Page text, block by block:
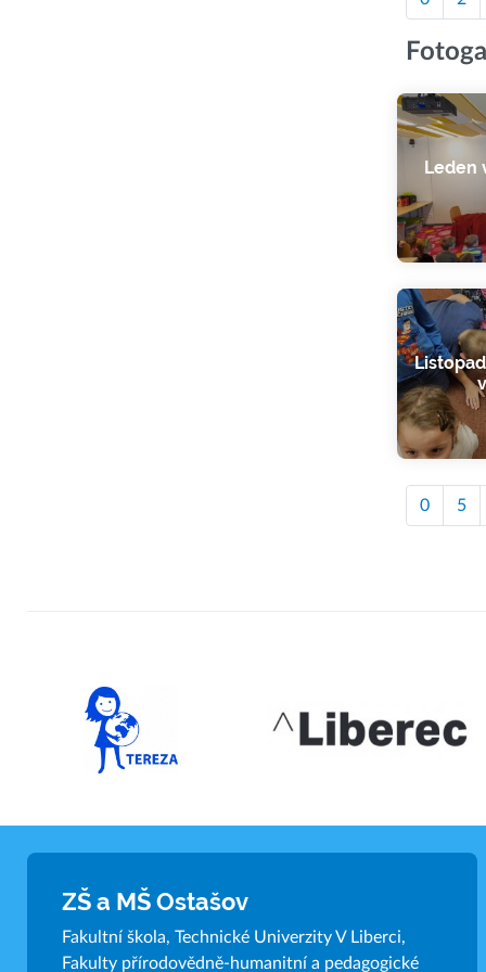
Leden
0 5
ZŠ a MŠ Ostašov
Fakultní škola, Technické Univerzity V Liberci,
Fakulty přírodovědně-humanitní a pedagogické